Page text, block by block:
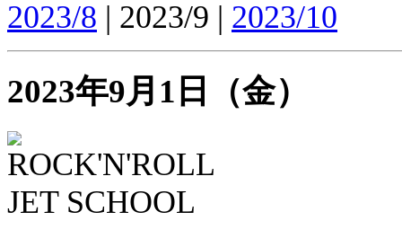
2023/8 | 2023/9 | 2023/10
2023年9月1日（金）